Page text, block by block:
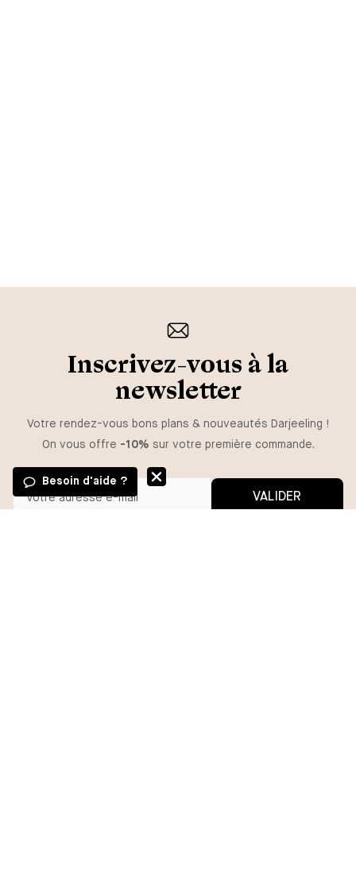
Inscrivez-vous à la
newsletter
Votre rendez-vous bons plans & nouveautés Darjeeling !
On vous offre -10% sur votre première commande.
VALIDER
Besoin d'aide ?